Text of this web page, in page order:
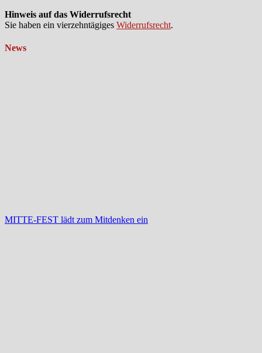
Hinweis auf das Widerrufsrecht
Sie haben ein vierzehntägiges Widerrufsrecht.
News
MITTE-FEST lädt zum Mitdenken ein